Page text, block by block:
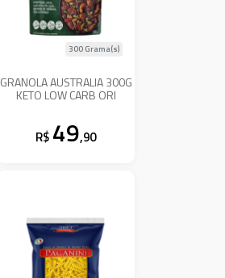
GRANOLA AUSTRALIA 300G
KETO LOW CARB ORI
300 Grama(s)
R$ 49,90